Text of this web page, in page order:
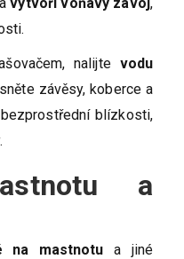
nalijte vodu
závěsy, koberce a
blízkosti,
a
na mastnotu a jiné